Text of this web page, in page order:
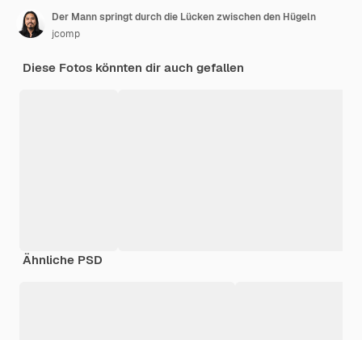
Der Mann springt durch die Lücken zwischen den Hügeln
jcomp
Diese Fotos könnten dir auch gefallen
Ähnliche PSD